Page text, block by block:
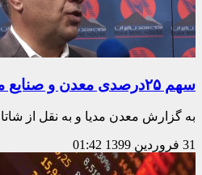
سهم ۲۵درصدی معدن و صنایع معدنی از کل صادرات کشور در سال ۹۸
به گزارش معدن مدیا و به نقل از
31 فروردین 1399 01:42